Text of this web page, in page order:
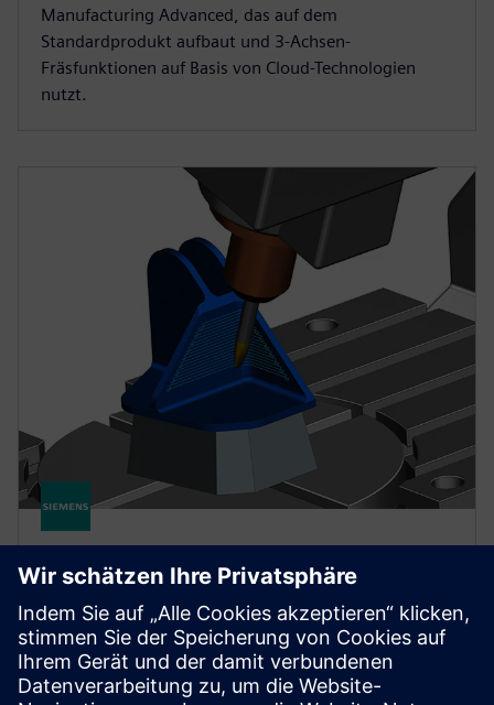
Manufacturing Advanced, das auf dem
Standardprodukt aufbaut und 3-Achsen-
Fräsfunktionen auf Basis von Cloud-Technologien
nutzt.
NX X Manufacturing CAD/CAM
Premium
Mit NX X Manufacturing Premium, das auf dem
Advanced-Produkt aufbaut, können Sie komplexe